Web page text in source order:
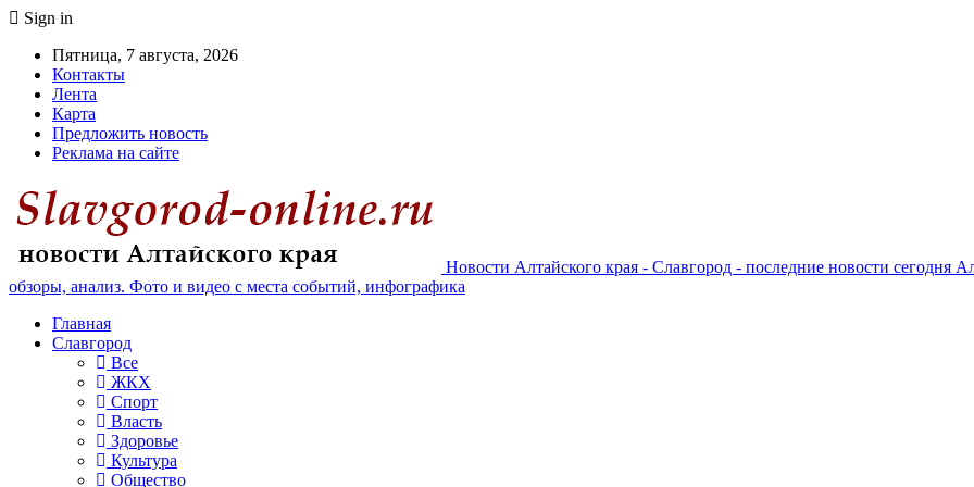
Sign in
Пятница, 7 августа, 2026
Контакты
Лента
Карта
Предложить новость
Реклама на сайте
Новости Алтайского края - Славгород - последние новости сегодня
обзоры, анализ. Фото и видео с места событий, инфографика
Главная
Славгород
Все
ЖКХ
Спорт
Власть
Здоровье
Культура
Общество